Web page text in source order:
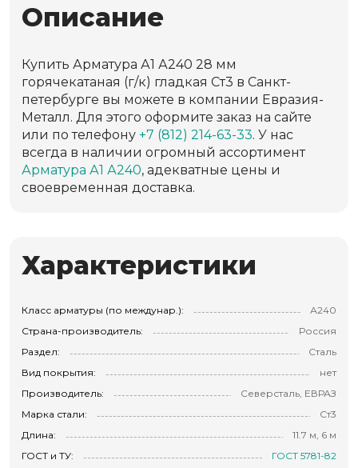
Описание
Купить Арматура А1 А240 28 мм
горячекатаная (г/к) гладкая Ст3 в Санкт-
петербурге вы можете в компании Евразия-
Металл. Для этого оформите заказ на сайте
или по телефону +7 (812) 214-63-33. У нас
всегда в наличии огромный ассортимент
Арматура А1 А240, адекватные цены и
своевременная доставка.
Характеристики
Класс арматуры (по междунар.):
А240
Страна-производитель:
Россия
Раздел:
Сталь
Вид покрытия:
нет
Производитель:
Северсталь, ЕВРАЗ
Марка стали:
Ст3
Длина:
11.7 м, 6 м
ГОСТ и ТУ:
ГОСТ 5781-82